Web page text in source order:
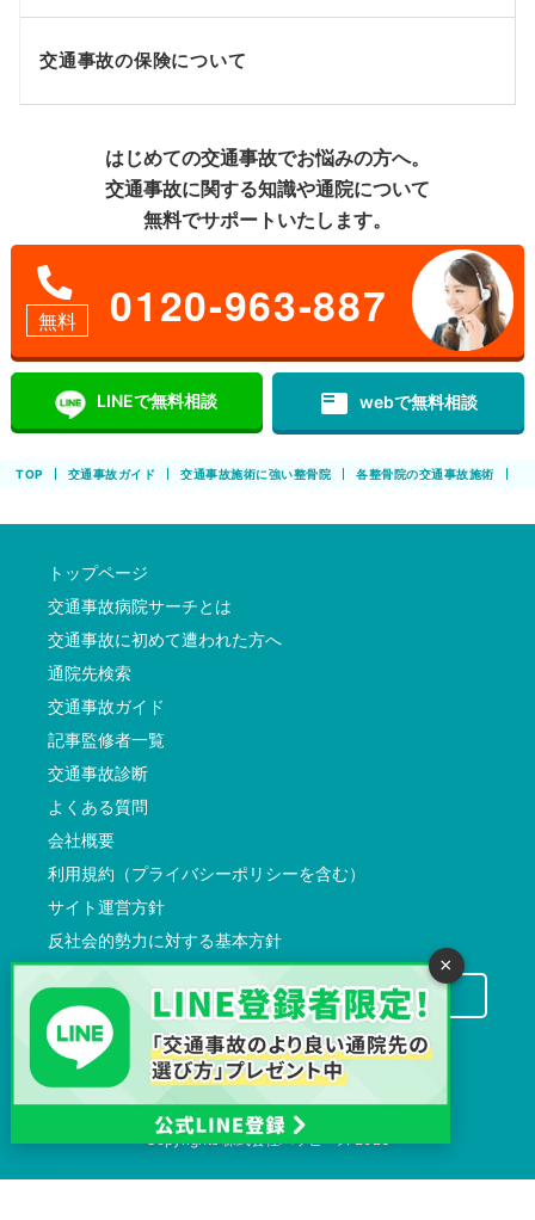
交通事故の保険について
はじめての交通事故でお悩みの方へ。
交通事故に関する知識や通院について
無料でサポートいたします。
無料 0120-963-887
LINEで無料相談 featured_play_list webで無料相談
TOP 交通事故ガイド 交通事故施術に強い整骨院 各整骨院の交通事故施術
トップページ
交通事故病院サーチとは
交通事故に初めて遭われた方へ
通院先検索
交通事故ガイド
記事監修者一覧
交通事故診断
よくある質問
会社概要
利用規約（プライバシーポリシーを含む）
サイト運営方針
反社会的勢力に対する基本方針
交通事故病院サーチに掲載希望の先生方へ
Copyrights株式会社ハッピーズ2026
×